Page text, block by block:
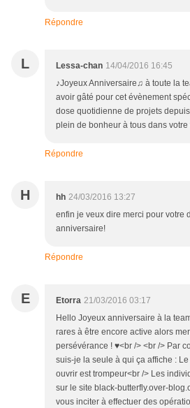
Répondre
L Lessa-chan 14/04/2016 16:45
♪Joyeux Anniversaire♫ à toute la
avoir gâté pour cet évènement
dose quotidienne de projets
plein de bonheur à tous dans
Répondre
H hh 24/03/2016 13:27
enfin je veux dire merci pour votre
anniversaire!
Répondre
E Etorra 21/03/2016 03:17
Hello Joyeux anniversaire à la
rares à être encore active alors
persévérance ! ♥<br /> <br /> Par
suis-je la seule à qui ça affiche :
ouvrir est trompeur<br /> Les
sur le site black-butterfly.over-
vous inciter à effectuer des